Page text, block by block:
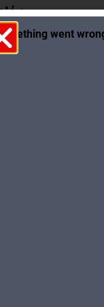
:
vous :
:
:
:
participants :
D'INFORMATIONS